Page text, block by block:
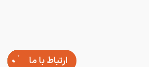
ارتباط با ما